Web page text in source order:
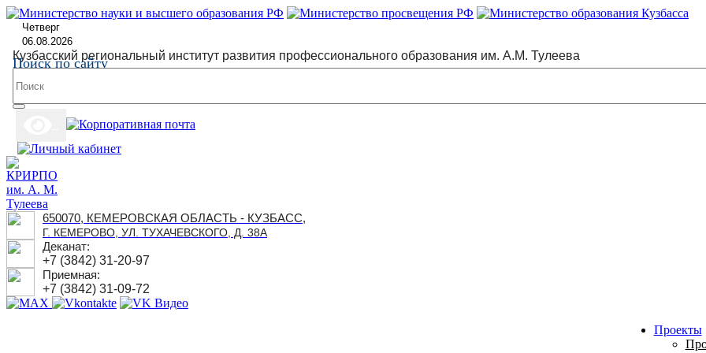
Четверг
06.08.2026
Кузбасский региональный институт развития профессионального образования им. А.М. Тулеева
Поиск по сайту
650070, КЕМЕРОВСКАЯ ОБЛАСТЬ - КУЗБАСС,
Г. КЕМЕРОВО, УЛ. ТУХАЧЕВСКОГО, Д. 38А
Деканат:
+7 (3842) 31-20-97
Приемная:
+7 (3842) 31-09-72
Проекты